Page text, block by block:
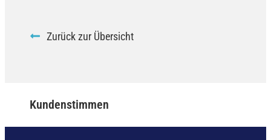
Zurück zur Übersicht
Kundenstimmen